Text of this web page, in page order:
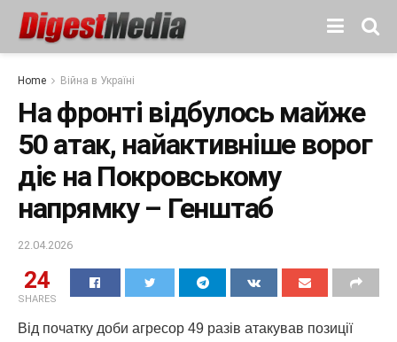
Home Війна в Україні
На фронті відбулось майже
50 атак, найактивніше ворог
діє на Покровському
напрямку – Генштаб
22.04.2026
24
SHARES
Від початку доби агресор 49 разів атакував позиції